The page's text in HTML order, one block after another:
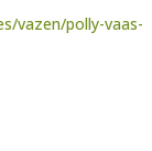
vazen/polly-vaas-